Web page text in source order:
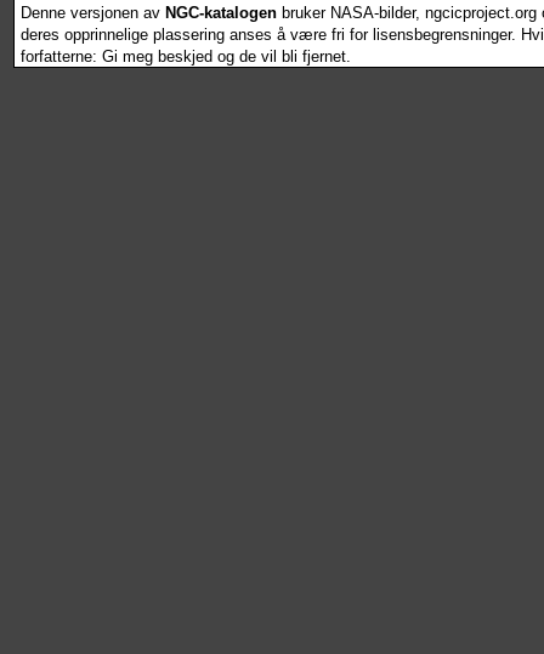
Denne versjonen av NGC-katalogen bruker NASA-bilder,
deres opprinnelige plassering anses å være fri for lisensbegrensninger.
forfatterne: Gi meg beskjed og de vil bli fjernet.